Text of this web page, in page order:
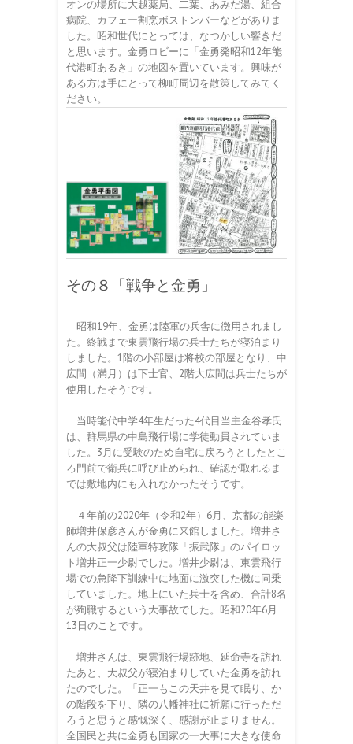
オンの場所に大越薬局、二葉、あみだ湯、組合
病院、カフェー割烹ボストンバーなどがありま
した。昭和世代にとっては、なつかしい響きだ
と思います。金勇ロビーに「金勇発昭和12年能
代港町あるき」の地図を置いています。興味が
ある方は手にとって柳町周辺を散策してみてく
ださい。
その８「戦争と金勇」
昭和19年、金勇は陸軍の兵舎に徴用されまし
た。終戦まで東雲飛行場の兵士たちが寝泊まり
しました。1階の小部屋は将校の部屋となり、中
広間（満月）は下士官、2階大広間は兵士たちが
使用したそうです。
当時能代中学4年生だった4代目当主金谷孝氏
は、群馬県の中島飛行場に学徒動員されていま
した。3月に受験のため自宅に戻ろうとしたとこ
ろ門前で衛兵に呼び止められ、確認が取れるま
では敷地内にも入れなかったそうです。
４年前の2020年（令和2年）6月、京都の能楽
師増井保彦さんが金勇に来館しました。増井さ
んの大叔父は陸軍特攻隊「振武隊」のパイロッ
ト増井正一少尉でした。増井少尉は、東雲飛行
場での急降下訓練中に地面に激突した機に同乗
していました。地上にいた兵士を含め、合計8名
が殉職するという大事故でした。昭和20年6月
13日のことです。
増井さんは、東雲飛行場跡地、延命寺を訪れ
たあと、大叔父が寝泊まりしていた金勇を訪れ
たのでした。「正一もこの天井を見て眠り、か
の階段を下り、隣の八幡神社に祈願に行っただ
ろうと思うと感慨深く、感謝が止まりません。
全国民と共に金勇も国家の一大事に大きな使命